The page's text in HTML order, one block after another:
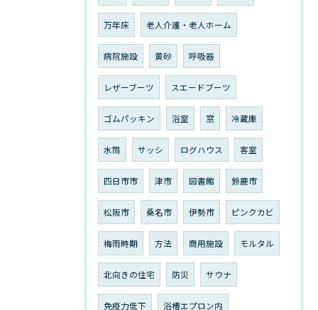
万年床 老人介護・老人ホーム
病院施設 黄砂 呼吸器
レザーブーツ スエードブーツ
ゴムパッキン 浴室 窓 冷蔵庫
水筒 サッシ ログハウス 客室
四日市市 津市 図書館 鈴鹿市
松阪市 桑名市 伊勢市 ピンクカビ
梅雨時期 方法 商用施設 モルタル
北向きの住宅 防災 サウナ
免疫力低下 浴槽エプロン内